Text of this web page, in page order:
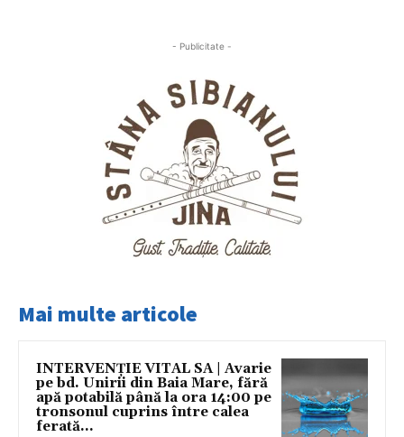
- Publicitate -
Mai multe articole
INTERVENȚIE VITAL SA | Avarie
pe bd. Unirii din Baia Mare, fără
apă potabilă până la ora 14:00 pe
tronsonul cuprins între calea
ferată...